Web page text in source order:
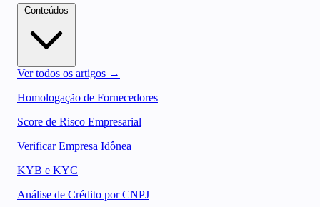
Ver todos os artigos →
Homologação de Fornecedores
Score de Risco Empresarial
Verificar Empresa Idônea
KYB e KYC
Análise de Crédito por CNPJ